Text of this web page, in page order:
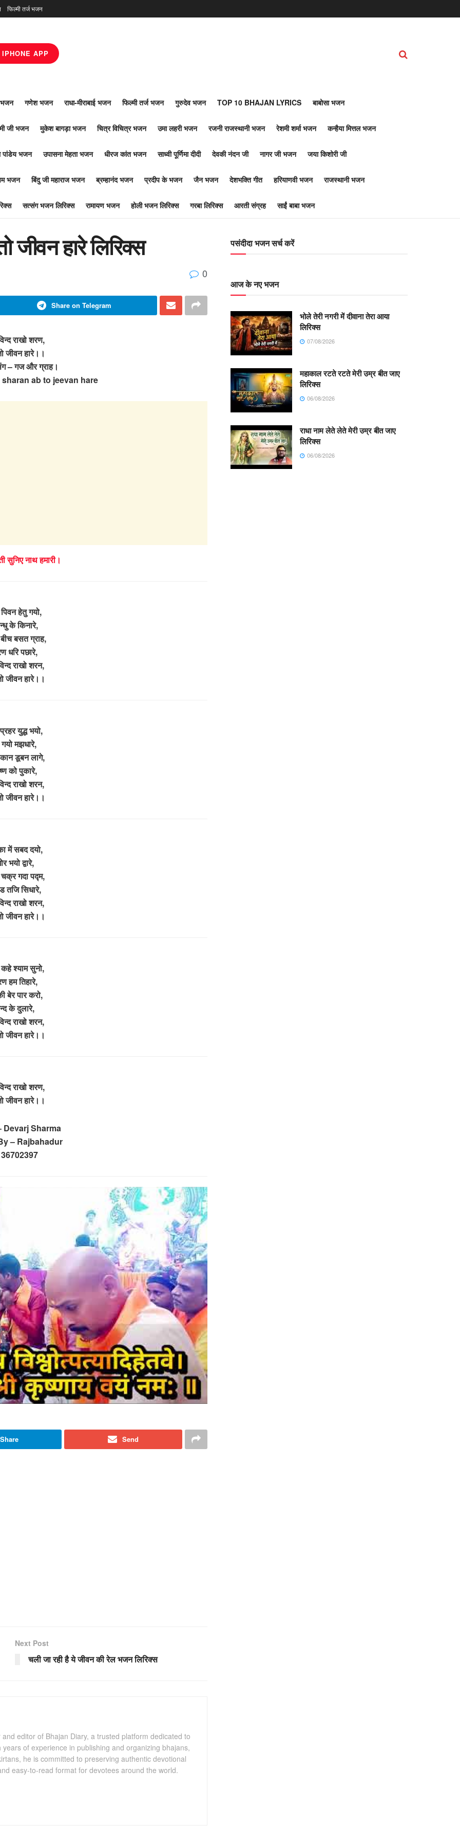
फिल्मी तर्ज भजन
IPHONE APP
भजन गणेश भजन राधा-मीराबाई भजन फिल्मी तर्ज भजन गुरुदेव भजन TOP 10 BHAJAN LYRICS बाबोसा भजन
जी भजन मुकेश बागड़ा भजन चित्र विचित्र भजन उमा लहरी भजन रजनी राजस्थानी भजन रेशमी शर्मा भजन कन्हैया मित्तल भजन
पांडेय भजन उपासना मेहता भजन धीरज कांत भजन साध्वी पूर्णिमा दीदी देवकी नंदन जी नागर जी भजन जया किशोरी जी
भजन बिंदु जी महाराज भजन ब्रम्हानंद भजन प्रदीप के भजन जैन भजन देशभक्ति गीत हरियाणवी भजन राजस्थानी भजन
सत्संग भजन लिरिक्स रामायण भजन होली भजन लिरिक्स गरबा लिरिक्स आरती संग्रह साईं बाबा भजन
जीवन हारे लिरिक्स
0
Share on Telegram
राखो शरण,
जीवन हारे।।
– गज और ग्राह।
ab to jeevan hare
सुनिए नाथ हमारी।
हेतु गयो,
के किनारे,
बसत ग्राह,
धरि पछारे,
राखो शरन,
जीवन हारे।।
युद्ध भयो,
मझधारे,
डूबन लागे,
को पुकारे,
राखो शरन,
जीवन हारे।।
में सबद दयो,
भयो द्वारे,
गदा पद्म,
तजि सिधारे,
राखो शरन,
जीवन हारे।।
कहे श्याम सुनो,
हम तिहारे,
बेर पार करो,
के दुलारे,
राखो शरन,
जीवन हारे।।
राखो शरण,
जीवन हारे।।
Devarj Sharma
– Rajbahadur
Share Send
Next Post
चली जा रही है ये जीवन की रेल भजन लिरिक्स
editor of Bhajan Diary, a trusted platform dedicated to
of experience in publishing and organizing bhajans,
he is committed to preserving authentic devotional
easy-to-read format for devotees around the world.
पसंदीदा भजन सर्च करें
आज के नए भजन
भोले तेरी नगरी में दीवाना तेरा आया
लिरिक्स
07/08/2026
महाकाल रटते रटते मेरी उम्र बीत जाए
लिरिक्स
06/08/2026
राधा नाम लेते लेते मेरी उम्र बीत जाए
लिरिक्स
06/08/2026